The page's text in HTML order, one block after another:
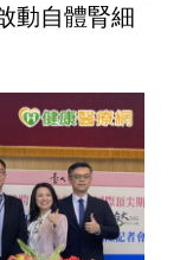
動自體腎細